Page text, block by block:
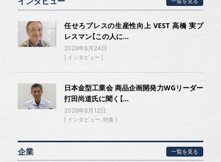
任せろプレスの生産性向上 VEST 高橋 実プ
レスマン【この人に...
2026年6月24日
インタビュー
日本金型工業会 商品企画開発力WGリーダー
打田尚道氏に聞く【...
2026年6月12日
インタビュー 特集
企業 一覧を見る